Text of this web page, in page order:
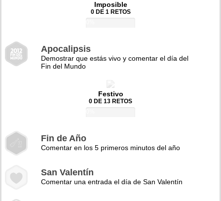
Imposible
0 DE 1 RETOS
Apocalipsis
Demostrar que estás vivo y comentar el día del
Fin del Mundo
Festivo
0 DE 13 RETOS
Fin de Año
Comentar en los 5 primeros minutos del año
San Valentín
Comentar una entrada el día de San Valentín